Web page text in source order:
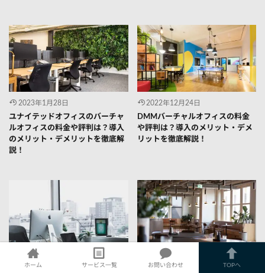
2023年1月28日
ユナイテッドオフィスのバーチャ
ルオフィスの料金や評判は？導入
のメリット・デメリットを徹底解
説！
2022年12月24日
DMMバーチャルオフィスの料金
や評判は？導入のメリット・デメ
リットを徹底解説！
2022年12月24日 2024年5月2日
ホーム サービス一覧 お問い合わせ TOPへ